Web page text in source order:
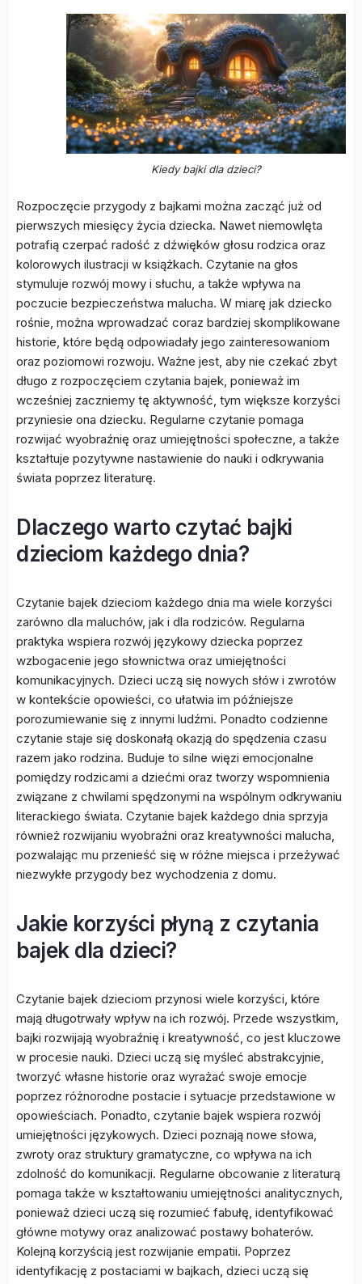
Kiedy bajki dla dzieci?
Rozpoczęcie przygody z bajkami można zacząć już od
pierwszych miesięcy życia dziecka. Nawet niemowlęta
potrafią czerpać radość z dźwięków głosu rodzica oraz
kolorowych ilustracji w książkach. Czytanie na głos
stymuluje rozwój mowy i słuchu, a także wpływa na
poczucie bezpieczeństwa malucha. W miarę jak dziecko
rośnie, można wprowadzać coraz bardziej skomplikowane
historie, które będą odpowiadały jego zainteresowaniom
oraz poziomowi rozwoju. Ważne jest, aby nie czekać zbyt
długo z rozpoczęciem czytania bajek, ponieważ im
wcześniej zaczniemy tę aktywność, tym większe korzyści
przyniesie ona dziecku. Regularne czytanie pomaga
rozwijać wyobraźnię oraz umiejętności społeczne, a także
kształtuje pozytywne nastawienie do nauki i odkrywania
świata poprzez literaturę.
Dlaczego warto czytać bajki
dzieciom każdego dnia?
Czytanie bajek dzieciom każdego dnia ma wiele korzyści
zarówno dla maluchów, jak i dla rodziców. Regularna
praktyka wspiera rozwój językowy dziecka poprzez
wzbogacenie jego słownictwa oraz umiejętności
komunikacyjnych. Dzieci uczą się nowych słów i zwrotów
w kontekście opowieści, co ułatwia im późniejsze
porozumiewanie się z innymi ludźmi. Ponadto codzienne
czytanie staje się doskonałą okazją do spędzenia czasu
razem jako rodzina. Buduje to silne więzi emocjonalne
pomiędzy rodzicami a dziećmi oraz tworzy wspomnienia
związane z chwilami spędzonymi na wspólnym odkrywaniu
literackiego świata. Czytanie bajek każdego dnia sprzyja
również rozwijaniu wyobraźni oraz kreatywności malucha,
pozwalając mu przenieść się w różne miejsca i przeżywać
niezwykłe przygody bez wychodzenia z domu.
Jakie korzyści płyną z czytania
bajek dla dzieci?
Czytanie bajek dzieciom przynosi wiele korzyści, które
mają długotrwały wpływ na ich rozwój. Przede wszystkim,
bajki rozwijają wyobraźnię i kreatywność, co jest kluczowe
w procesie nauki. Dzieci uczą się myśleć abstrakcyjnie,
tworzyć własne historie oraz wyrażać swoje emocje
poprzez różnorodne postacie i sytuacje przedstawione w
opowieściach. Ponadto, czytanie bajek wspiera rozwój
umiejętności językowych. Dzieci poznają nowe słowa,
zwroty oraz struktury gramatyczne, co wpływa na ich
zdolność do komunikacji. Regularne obcowanie z literaturą
pomaga także w kształtowaniu umiejętności analitycznych,
ponieważ dzieci uczą się rozumieć fabułę, identyfikować
główne motywy oraz analizować postawy bohaterów.
Kolejną korzyścią jest rozwijanie empatii. Poprzez
identyfikację z postaciami w bajkach, dzieci uczą się